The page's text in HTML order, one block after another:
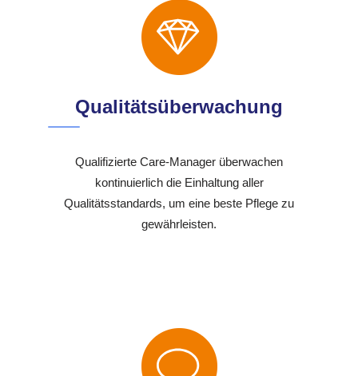
Qualitätsüberwachung
Qualifizierte Care-Manager überwachen
kontinuierlich die Einhaltung aller
Qualitätsstandards, um eine beste Pflege zu
gewährleisten.